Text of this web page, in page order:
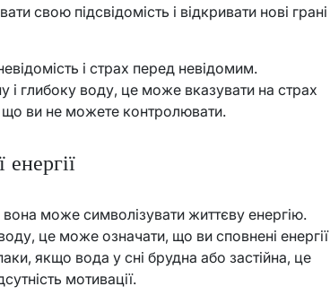
свою підсвідомість і відкривати нові грані
і страх перед невідомим.
і глибоку воду, це може вказувати на страх
ви не можете контролювати.
може символізувати життєву енергію.
це може означати, що ви сповнені енергії
якщо вода у сні брудна або застійна, це
мотивації.